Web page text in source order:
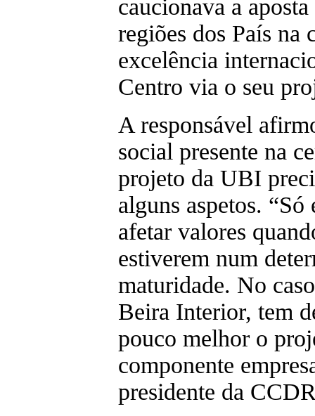
caucionava a
regiões dos País na
excelência
Centro via o seu
A responsável
social presente na
projeto da UBI
alguns aspetos.
afetar valores
estiverem num
maturidade. No
Beira Interior, tem
pouco melhor o
componente
presidente da